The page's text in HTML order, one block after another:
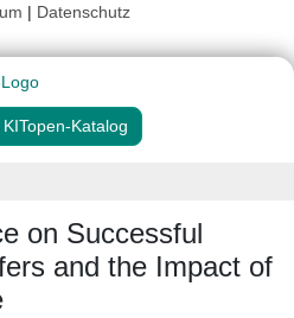
| Datenschutz
Katalog
on Successful
and the Impact of